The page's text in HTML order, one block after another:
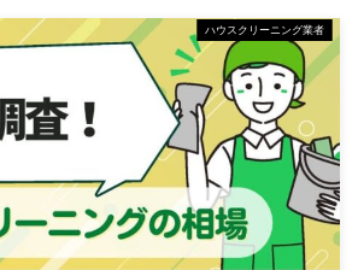
ハウスクリーニング業者